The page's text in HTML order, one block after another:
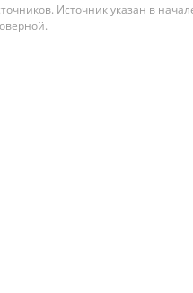
Источник указан в